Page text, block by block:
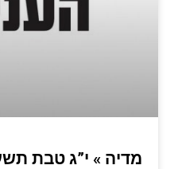
מדיה » י”ג טבת